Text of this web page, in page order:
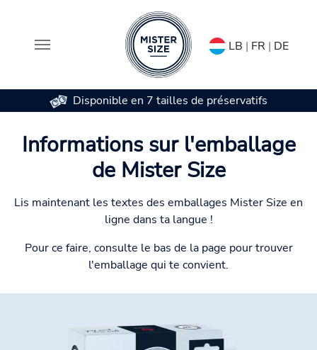
LB | FR | DE
Disponible en 7 tailles de préservatifs
Informations sur l'emballage
de Mister Size
Lis maintenant les textes des emballages Mister Size en
ligne dans ta langue !
Pour ce faire, consulte le bas de la page pour trouver
l'emballage qui te convient.